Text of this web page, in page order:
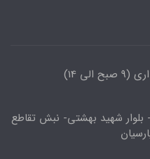
بلوار شهید بهشتی- نبش تقاطع